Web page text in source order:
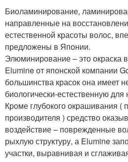
Биоламинирование,
направленные на
естественной красоты волос,
предложены в Японии.
Элюминирование – это окраска
Elumine от японской компании
большинства красок она имеет
биологически-естественную для
Кроме глубокого окрашивания (
производителя ) средство
воздействие – поврежденные
рыхлую структуру, а Elumine
участки, выравнивая и